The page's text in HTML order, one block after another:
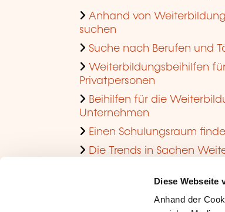
Diese Webseite
Anhand der
Anhand von
suchen
Suche nach Berufen und
Weiterbildungsbeihilfen
Privatpersonen
Beihilfen für die
Unternehmen
Einen Schulungsraum
Die Trends in Sachen